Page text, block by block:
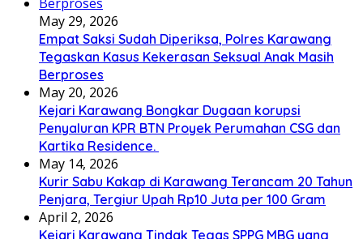
May 29, 2026
Empat Saksi Sudah Diperiksa, Polres Karawang
Tegaskan Kasus Kekerasan Seksual Anak Masih
Berproses
May 20, 2026
Kejari Karawang Bongkar Dugaan korupsi
Penyaluran KPR BTN Proyek Perumahan CSG dan
Kartika Residence.
May 14, 2026
Kurir Sabu Kakap di Karawang Terancam 20 Tahun
Penjara, Tergiur Upah Rp10 Juta per 100 Gram
April 2, 2026
Kejari Karawang Tindak Tegas SPPG MBG yang